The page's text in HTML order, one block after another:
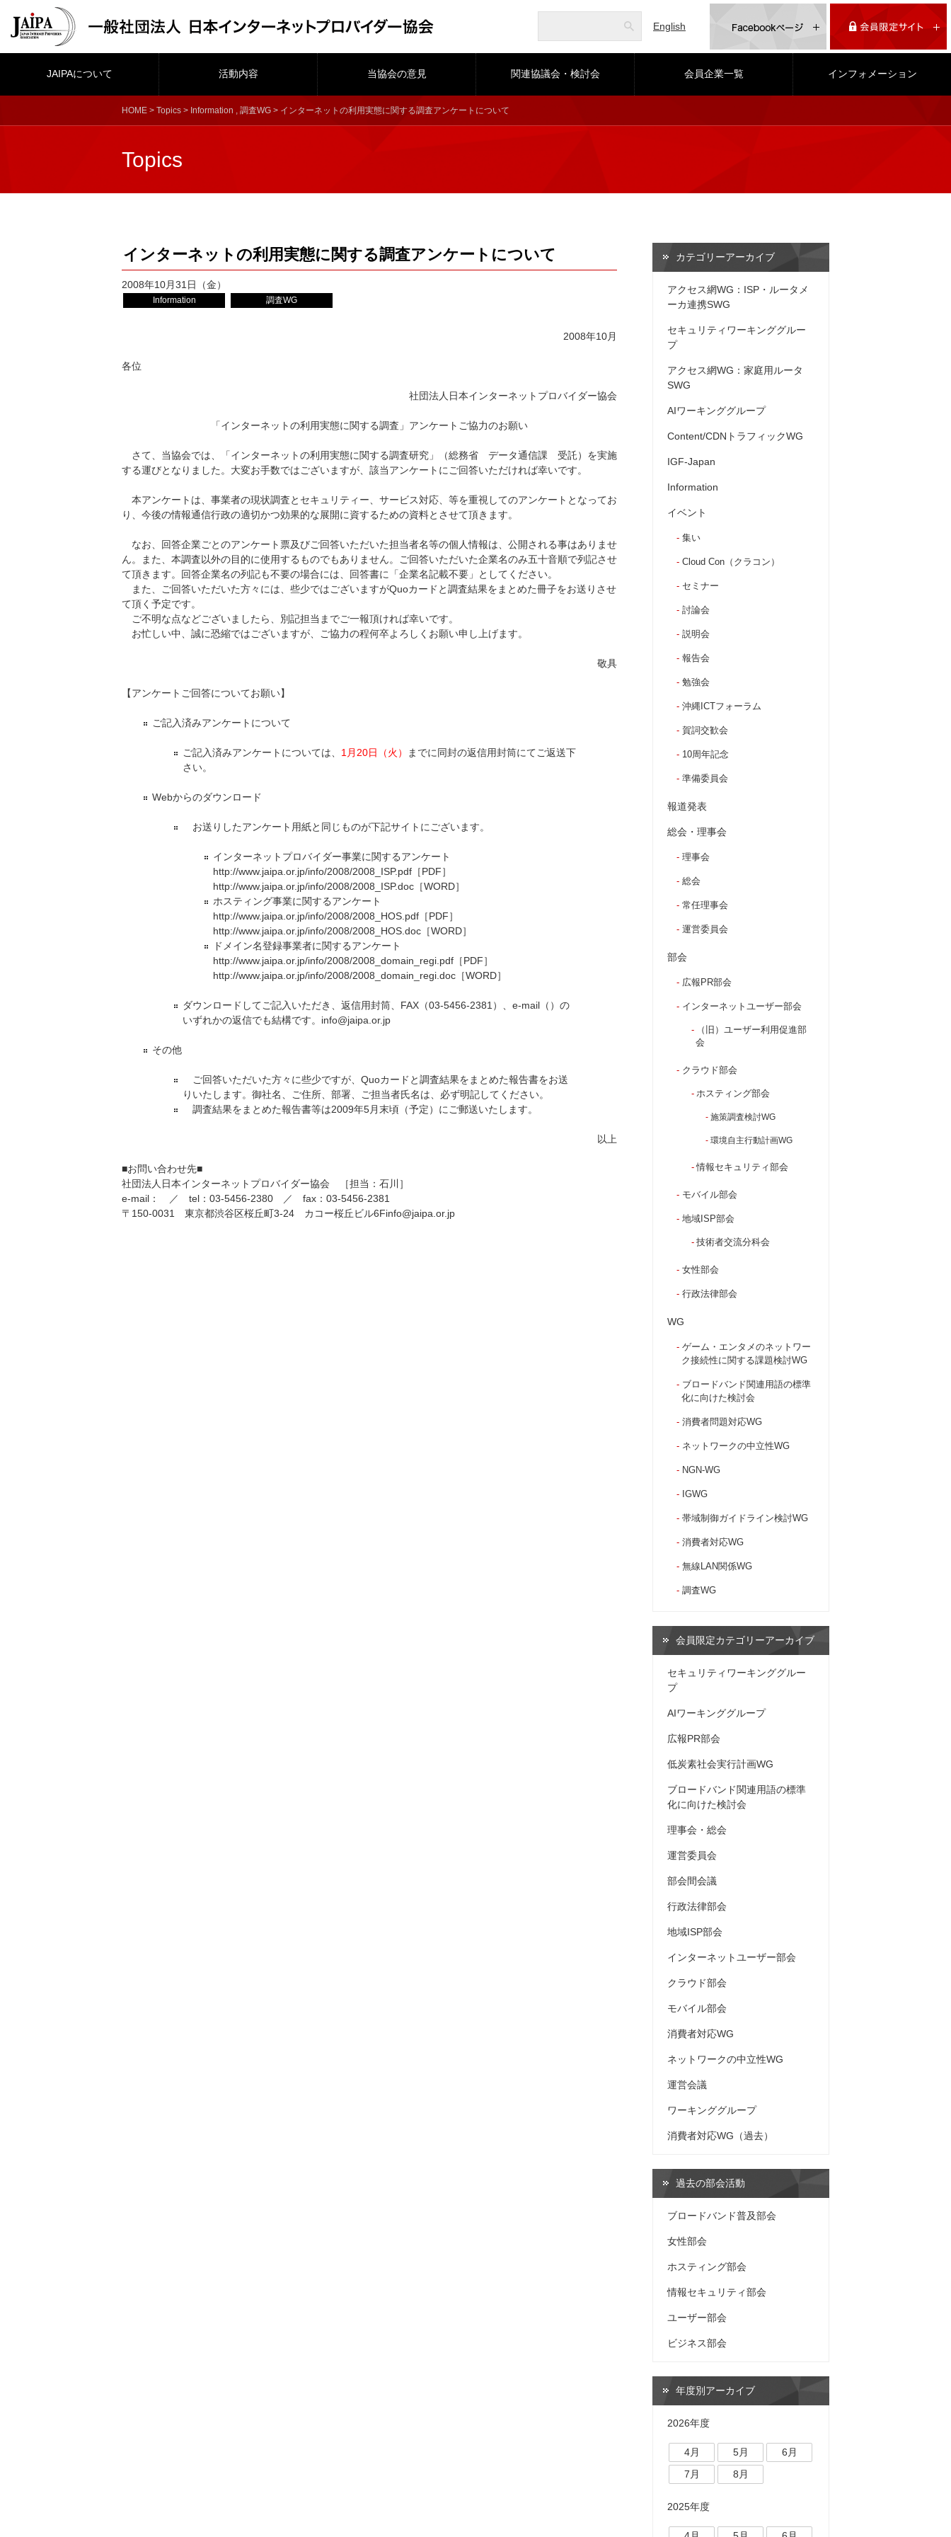
English
JAIPAについて 活動内容 当協会の意見 関連協議会・検討会 会員企業一覧 インフォメーション
HOME > Topics > Information , 調査WG > インターネットの利用実態に関する調査アンケートについて
Topics
インターネットの利用実態に関する調査アンケートについて
2008年10月31日（金）
Information 調査WG
2008年10月
各位
社団法人日本インターネットプロバイダー協会
「インターネットの利用実態に関する調査」アンケートご協力のお願い
さて、当協会では、「インターネットの利用実態に関する調査研究」（総務省 データ通信課 受託）を実施
する運びとなりました。大変お手数ではございますが、該当アンケートにご回答いただければ幸いです。
本アンケートは、事業者の現状調査とセキュリティー、サービス対応、等を重視してのアンケートとなってお
り、今後の情報通信行政の適切かつ効果的な展開に資するための資料とさせて頂きます。
なお、回答企業ごとのアンケート票及びご回答いただいた担当者名等の個人情報は、公開される事はありませ
ん。また、本調査以外の目的に使用するものでもありません。ご回答いただいた企業名のみ五十音順で列記させ
て頂きます。回答企業名の列記も不要の場合には、回答書に「企業名記載不要」としてください。
また、ご回答いただいた方々には、些少ではございますがQuoカードと調査結果をまとめた冊子をお送りさせ
て頂く予定です。
ご不明な点などございましたら、別記担当までご一報頂ければ幸いです。
お忙しい中、誠に恐縮ではございますが、ご協力の程何卒よろしくお願い申し上げます。
敬具
【アンケートご回答についてお願い】
ご記入済みアンケートについて
ご記入済みアンケートについては、 1月20日（火）
までに同封の返信用封筒にてご返送下
さい。
Webからのダウンロード
お送りしたアンケート用紙と同じものが下記サイトにございます。
インターネットプロバイダー事業に関するアンケート
http://www.jaipa.or.jp/info/2008/2008_ISP.pdf ［PDF］
http://www.jaipa.or.jp/info/2008/2008_ISP.doc ［WORD］
ホスティング事業に関するアンケート
http://www.jaipa.or.jp/info/2008/2008_HOS.pdf ［PDF］
http://www.jaipa.or.jp/info/2008/2008_HOS.doc ［WORD］
ドメイン名登録事業者に関するアンケート
http://www.jaipa.or.jp/info/2008/2008_domain_regi.pdf ［PDF］
http://www.jaipa.or.jp/info/2008/2008_domain_regi.doc ［WORD］
ダウンロードしてご記入いただき、返信用封筒、FAX（03-5456-2381）、e-mail（ ）の
いずれかの返信でも結構です。 info@jaipa.or.jp
その他
ご回答いただいた方々に些少ですが、Quoカードと調査結果をまとめた報告書をお送
りいたします。御社名、ご住所、部署、ご担当者氏名は、必ず明記してください。
調査結果をまとめた報告書等は2009年5月末頃（予定）にご郵送いたします。
以上
■お問い合わせ先■
社団法人日本インターネットプロバイダー協会 ［担当：石川］
e-mail：
／ tel：03-5456-2380 ／ fax：03-5456-2381
〒150-0031 東京都渋谷区桜丘町3-24 カコー桜丘ビル6Finfo@jaipa.or.jp
カテゴリーアーカイブ
アクセス網WG：ISP・ルータメ
ーカ連携SWG
セキュリティワーキンググルー
プ
アクセス網WG：家庭用ルータ
SWG
AIワーキンググループ
Content/CDNトラフィックWG
IGF-Japan
Information
イベント
集い
Cloud Con（クラコン）
セミナー
討論会
説明会
報告会
勉強会
沖縄ICTフォーラム
賀詞交歓会
10周年記念
準備委員会
報道発表
総会・理事会
理事会
総会
常任理事会
運営委員会
部会
広報PR部会
インターネットユーザー部会
（旧）ユーザー利用促進部
会
クラウド部会
ホスティング部会
施策調査検討WG
環境自主行動計画WG
情報セキュリティ部会
モバイル部会
地域ISP部会
技術者交流分科会
女性部会
行政法律部会
WG
ゲーム・エンタメのネットワー
ク接続性に関する課題検討WG
ブロードバンド関連用語の標準
化に向けた検討会
消費者問題対応WG
ネットワークの中立性WG
NGN-WG
IGWG
帯域制御ガイドライン検討WG
消費者対応WG
無線LAN関係WG
調査WG
会員限定カテゴリーアーカイブ
セキュリティワーキンググルー
プ
AIワーキンググループ
広報PR部会
低炭素社会実行計画WG
ブロードバンド関連用語の標準
化に向けた検討会
理事会・総会
運営委員会
部会間会議
行政法律部会
地域ISP部会
インターネットユーザー部会
クラウド部会
モバイル部会
消費者対応WG
ネットワークの中立性WG
運営会議
ワーキンググループ
消費者対応WG（過去）
過去の部会活動
ブロードバンド普及部会
女性部会
ホスティング部会
情報セキュリティ部会
ユーザー部会
ビジネス部会
年度別アーカイブ
2026年度
4月 5月
6月
7月
8月
2025年度